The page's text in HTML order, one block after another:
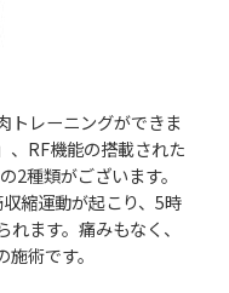
トレーニングができま
、RF機能の搭載された
2種類がございます。
縮運動が起こり、5時
ます。痛みもなく、
術です。